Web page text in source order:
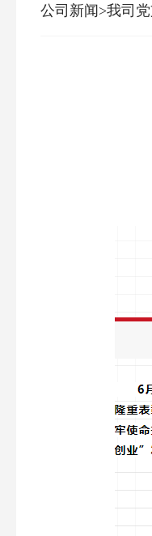
公司新闻>我司